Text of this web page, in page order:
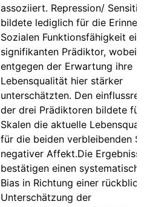
assoziiert. Repression/
bildete lediglich für die
Sozialen Funktionsfähigkeit
signifikanten Prädiktor, wobei
entgegen der Erwartung ihre
Lebensqualität hier stärker
unterschätzten. Den
der drei Prädiktoren bildete
Skalen die aktuelle
für die beiden verbleibenden
negativer Affekt.Die
bestätigen einen
Bias in Richtung einer
Unterschätzung der